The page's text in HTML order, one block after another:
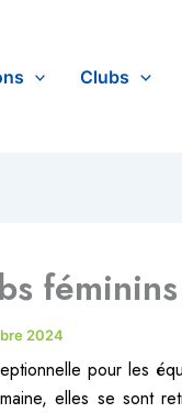
Clubs
2024
pour les
elles se sont